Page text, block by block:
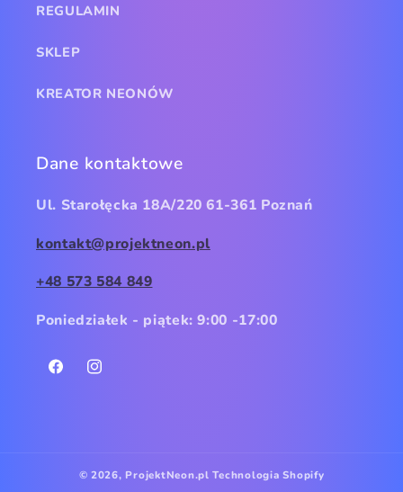
REGULAMIN
SKLEP
KREATOR NEONÓW
Dane kontaktowe
Ul. Starołęcka 18A/220 61-361 Poznań
kontakt@projektneon.pl
+48 573 584 849
Poniedziałek - piątek: 9:00 -17:00
FacebookInstagram
© 2026, ProjektNeon.pl Technologia Shopify